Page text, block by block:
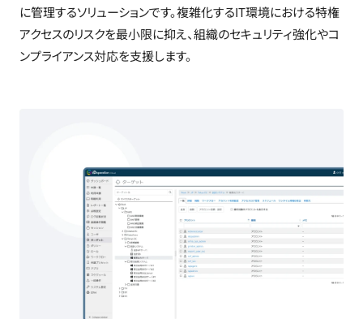
に管理するソリューションです。複雑化するIT環境における特権
アクセスのリスクを最小限に抑え、組織のセキュリティ強化やコ
ンプライアンス対応を支援します。